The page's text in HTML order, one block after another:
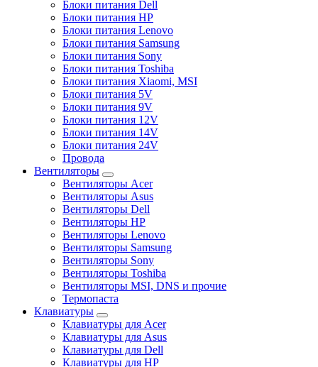
Блоки питания Dell
Блоки питания HP
Блоки питания Lenovo
Блоки питания Samsung
Блоки питания Sony
Блоки питания Toshiba
Блоки питания Xiaomi, MSI
Блоки питания 5V
Блоки питания 9V
Блоки питания 12V
Блоки питания 14V
Блоки питания 24V
Провода
Вентиляторы
Вентиляторы Acer
Вентиляторы Asus
Вентиляторы Dell
Вентиляторы HP
Вентиляторы Lenovo
Вентиляторы Samsung
Вентиляторы Sony
Вентиляторы Toshiba
Вентиляторы MSI, DNS и прочие
Термопаста
Клавиатуры
Клавиатуры для Acer
Клавиатуры для Asus
Клавиатуры для Dell
Клавиатуры для HP